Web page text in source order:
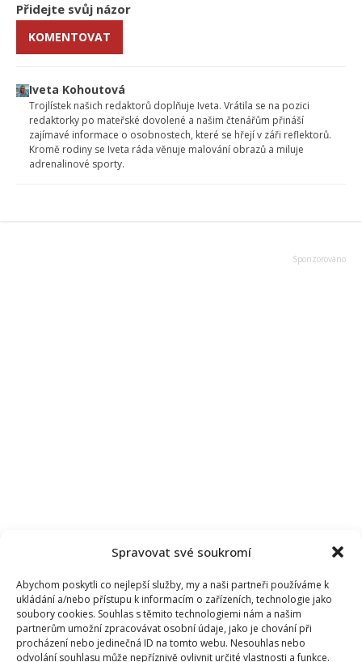
Spravovat své soukromí
Abychom poskytli co nejlepší služby, my a naši partneři používáme k
ukládání a/nebo přístupu k informacím o zařízeních, technologie jako
soubory cookies. Souhlas s těmito technologiemi nám a našim
partnerům umožní zpracovávat osobní údaje, jako je chování při
procházení nebo jedinečná ID na tomto webu. Nesouhlas nebo
odvolání souhlasu může nepříznivě ovlivnit určité vlastnosti a funkce.
Přidejte svůj názor
KOMENTOVAT
Iveta Kohoutová
Trojlístek našich redaktorů doplňuje Iveta. Vrátila se na pozici
redaktorky po mateřské dovolené a našim čtenářům přináší
zajímavé informace o osobnostech, které se hřejí v záři reflektorů.
Kromě rodiny se Iveta ráda věnuje malování obrazů a miluje
adrenalinové sporty.